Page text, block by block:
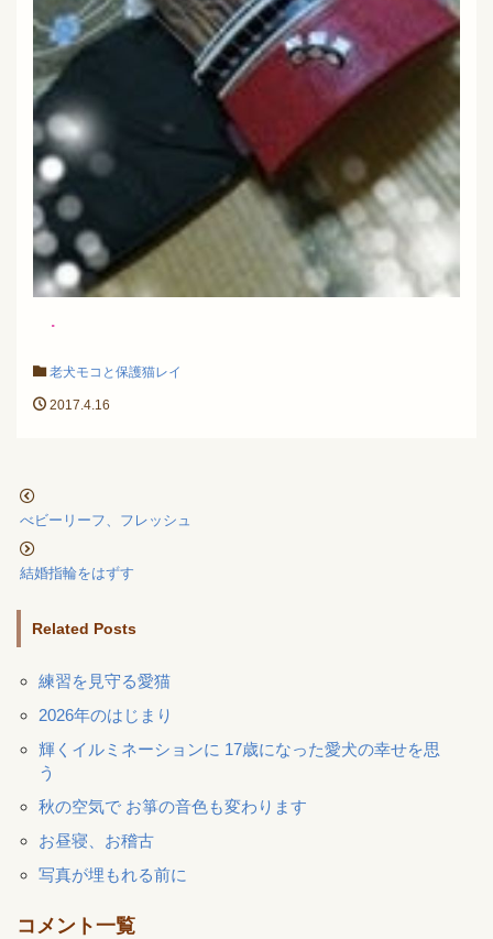
.
老犬モコと保護猫レイ
2017.4.16
べビーリーフ、フレッシュ
結婚指輪をはずす
Related Posts
練習を見守る愛猫
2026年のはじまり
輝くイルミネーションに 17歳になった愛犬の幸せを思
う
秋の空気で お箏の音色も変わります
お昼寝、お稽古
写真が埋もれる前に
コメント一覧